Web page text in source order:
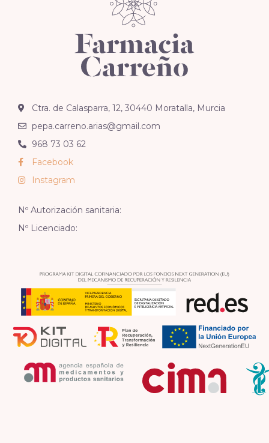
Ctra. de Calasparra, 12, 30440 Moratalla, Murcia
pepa.carreno.arias@gmail.com
968 73 03 62
Facebook
Instagram
Nº Autorización sanitaria:
Nº Licenciado: